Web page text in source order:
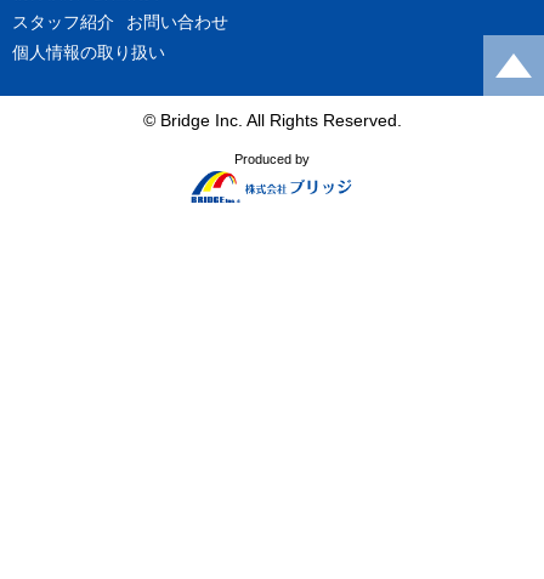
スタッフ紹介
お問い合わせ
個人情報の取り扱い
© Bridge Inc. All Rights Reserved.
Produced by